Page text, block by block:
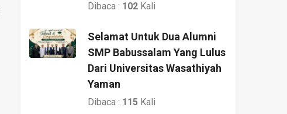
Dibaca : 102 Kali
Selamat Untuk Dua Alumni
SMP Babussalam Yang Lulus
Dari Universitas Wasathiyah
Yaman
Dibaca : 115 Kali